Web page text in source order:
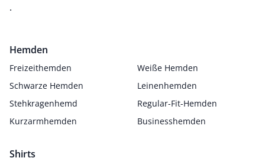
.
Hemden
Freizeithemden
Weiße Hemden
Schwarze Hemden
Leinenhemden
Stehkragenhemd
Regular-Fit-Hemden
Kurzarmhemden
Businesshemden
Shirts